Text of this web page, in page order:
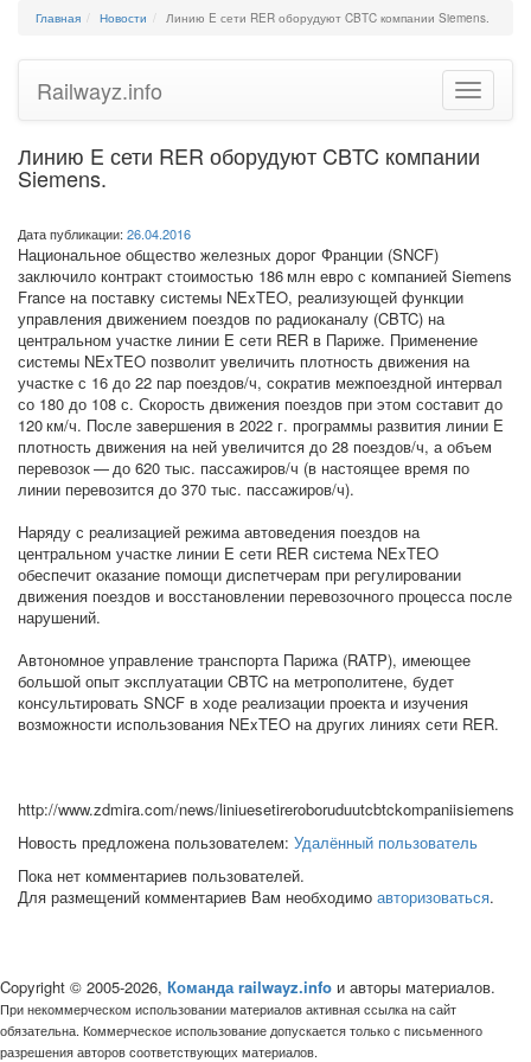
Главная Новости Линию E сети RER оборудуют CBTC компании Siemens.
Toggle
Railwayz.info
Линию E сети RER оборудуют CBTC компании
Siemens.
Дата публикации: 26.04.2016
Национальное общество железных дорог Франции (SNCF)
заключило контракт стоимостью 186 млн евро с компанией Siemens
France на поставку системы NExTEO, реализующей функции
управления движением поездов по радиоканалу (CBTC) на
центральном участке линии E сети RER в Париже. Применение
системы NExTEO позволит увеличить плотность движения на
участке с 16 до 22 пар поездов/ч, сократив межпоездной интервал
со 180 до 108 с. Скорость движения поездов при этом составит до
120 км/ч. После завершения в 2022 г. программы развития линии E
плотность движения на ней увеличится до 28 поездов/ч, а объем
перевозок — до 620 тыс. пассажиров/ч (в настоящее время по
линии перевозится до 370 тыс. пассажиров/ч).
Наряду с реализацией режима автоведения поездов на
центральном участке линии E сети RER система NExTEO
обеспечит оказание помощи диспетчерам при регулировании
движения поездов и восстановлении перевозочного процесса после
нарушений.
Автономное управление транспорта Парижа (RATP), имеющее
большой опыт эксплуатации CBTC на метрополитене, будет
консультировать SNCF в ходе реализации проекта и изуче­ния
возможности использования NExTEO на других линиях сети RER.
http://www.zdmira.com/news/liniuesetireroboruduutcbtckompaniisiemens
Новость предложена пользователем: Удалённый пользователь
Пока нет комментариев пользователей.
Для размещений комментариев Вам необходимо авторизоваться.
Copyright © 2005-2026, Команда railwayz.info и авторы материалов.
При некоммерческом использовании материалов активная ссылка на сайт
обязательна. Коммерческое использование допускается только с письменного
разрешения авторов соответствующих материалов.